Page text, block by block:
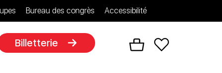
Bureau des congrès Accessibilité
Billetterie